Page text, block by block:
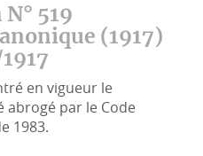
519
(1917)
en vigueur le
abrogé par le Code
1983.